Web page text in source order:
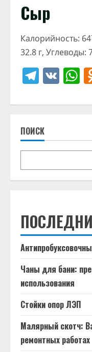
Сыр
Калорийность:
32.8 г, Углеводы:
VK
ПОИСК
Чаны для бани:
использования
Стойки опор ЛЭП
Малярный скотч:
ремонтных работах